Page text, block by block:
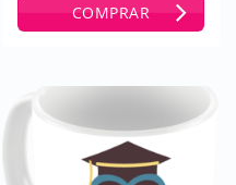
COMPRAR